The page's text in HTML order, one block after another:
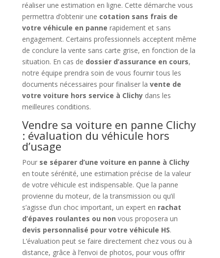
réaliser une estimation en ligne. Cette démarche vous
permettra d’obtenir une cotation sans frais de
votre véhicule en panne rapidement et sans
engagement. Certains professionnels acceptent même
de conclure la vente sans carte grise, en fonction de la
situation. En cas de dossier d’assurance en cours,
notre équipe prendra soin de vous fournir tous les
documents nécessaires pour finaliser la vente de
votre voiture hors service à Clichydans les
meilleures conditions.
Vendre sa voiture en panne Clichy
: évaluation du véhicule hors
d’usage
Pour se séparer d’une voiture en panne à Clichy
en toute sérénité, une estimation précise de la valeur
de votre véhicule est indispensable. Que la panne
provienne du moteur, de la transmission ou qu’il
s’agisse d’un choc important, un expert en rachat
d’épaves roulantes ou non vous proposera un
devis personnalisé pour votre véhicule HS.
L’évaluation peut se faire directement chez vous ou à
distance, grâce à l’envoi de photos, pour vous offrir